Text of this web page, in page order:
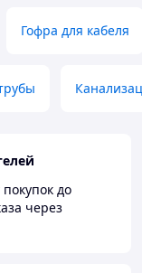
Гофра для кабеля
до
через